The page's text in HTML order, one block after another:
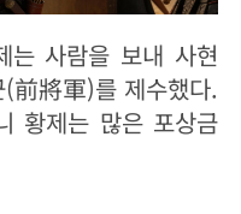
는 사람을 보내 사현
前將軍)를 제수했다.
황제는 많은 포상금